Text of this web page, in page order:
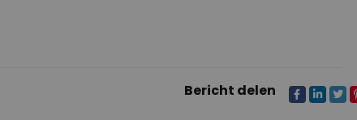
Bericht delen